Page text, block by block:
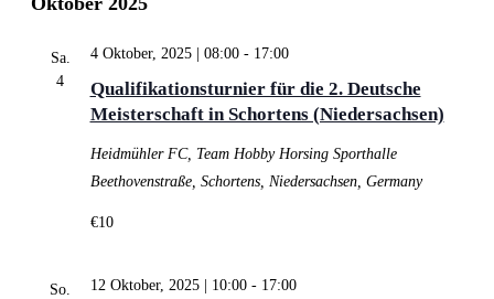
Sa.
4
Qualifikationsturnier für die 2. Deutsche
Meisterschaft in Schortens (Niedersachsen)
4 Oktober, 2025 | 08:00- 17:00
Heidmühler FC, Team Hobby Horsing Sporthalle
Beethovenstraße, Schortens, Niedersachsen, Germany
€10
So.
12 Oktober, 2025 | 10:00- 17:00